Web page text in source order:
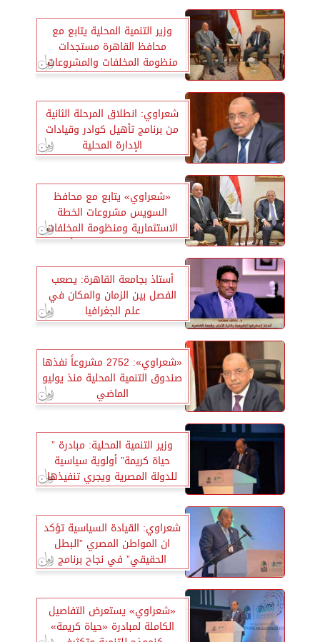
وزير التنمية المحلية يتابع مع
محافظ القاهرة مستجدات
منظومة المخلفات والمشروعات
القومية
شعراوي: انطلاق المرحلة الثانية
من برنامج تأهيل كوادر وقيادات
الإدارة المحلية
«شعراوي» يتابع مع محافظ
السويس مشروعات الخطة
الاستثمارية ومنظومة المخلفات
وجهود السيطرة على الأسعار
أستاذ بجامعة القاهرة: يصعب
الفصل بين الزمان والمكان في
علم الجغرافيا
«شعراوي»: 2752 مشروعاً نفذها
صندوق التنمية المحلية منذ يوليو
الماضي
وزير التنمية المحلية: مبادرة ”
حياة كريمة” أولوية سياسية
للدولة المصرية ويجري تنفيذها
برعاية الرئيس السيسي
شعراوي: القيادة السياسية تؤكد
ان المواطن المصري ”البطل
الحقيقي” في نجاح برنامج
الإصلاح الاقتصادي
«شعراوي» يستعرض التفاصيل
الكاملة لمبادرة «حياة كريمة»